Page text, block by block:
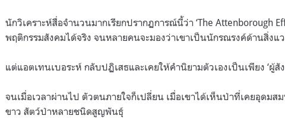
นักวิเคราะห์สื่อจำนวนมากเรียกปรากฏการณ์นี้ว่า ‘The Attenborough
พฤติกรรมสังคมได้จริง จนหลายคนจะมองว่าเขาเป็นนักรณรงค์ด้านสิ่งแ
แต่แอตเทนเบอระห์ กลับปฏิเสธและเคยให้คำนิยามตัวเองเป็นเพียง ‘ผู้สั
จนเมื่อเวลาผ่านไป ตัวตนภายใจก็เปลี่ยน เมื่อเขาได้เห็นป่าที่เคยอุดม
ขาว สัตว์ป่าหลายชนิดสูญพันธุ์